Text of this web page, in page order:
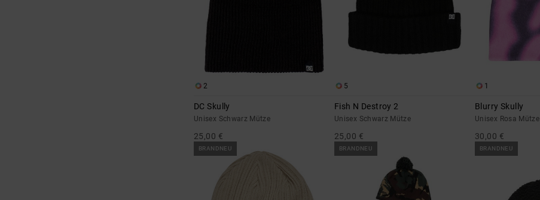
2
DC Skully
Unisex Schwarz Mütze
25,00 €
5
Fish N Destroy 2
Unisex Schwarz Mütze
25,00 €
1
Blurry Skully
Unisex Rosa Mütze
30,00 €
BRANDNEU BRANDNEU BRANDNEU